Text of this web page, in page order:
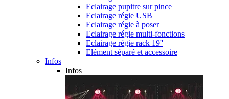
Eclairage pupitre sur pince
Eclairage régie USB
Eclairage régie à poser
Eclairage régie multi-fonctions
Eclairage régie rack 19''
Elément séparé et accessoire
Infos
Infos